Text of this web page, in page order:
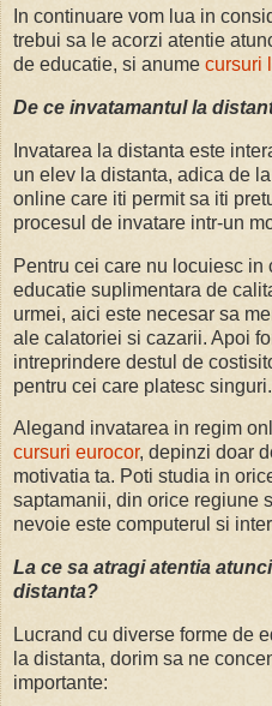
In continuare vom lua in
trebui sa le acorzi atentie
de educatie, si anume cursuri
De ce invatamantul la
Invatarea la distanta este
un elev la distanta, adica de
online care iti permit sa iti
procesul de invatare intr-un
Pentru cei care nu locuiesc
educatie suplimentara de
urmei, aici este necesar sa
ale calatoriei si cazarii. Apoi
intreprindere destul de
pentru cei care platesc singuri.
Alegand invatarea in regim
cursuri eurocor, depinzi doar
motivatia ta. Poti studia in
saptamanii, din orice regiune
nevoie este computerul si
La ce sa atragi atentia
distanta?
Lucrand cu diverse forme de
la distanta, dorim sa ne
importante: